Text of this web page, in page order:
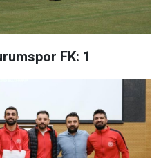
FK: 1